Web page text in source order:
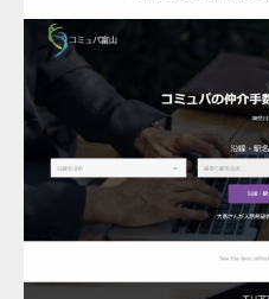
更新日：
介護付き有
詳細 検索サイト